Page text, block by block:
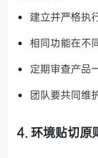
建立并严格执
相同功能在不
定期审查产品
团队要共同维
4. 环境贴切原